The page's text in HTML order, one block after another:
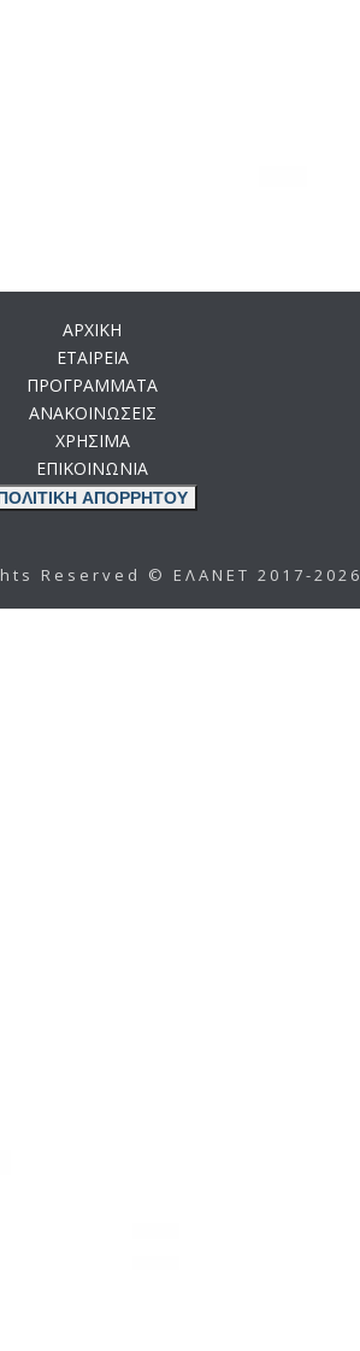
ΑΡΧΙΚΗ
ΕΤΑΙΡΕΙΑ
ΠΡΟΓΡΑΜΜΑΤΑ
ΑΝΑΚΟΙΝΩΣΕΙΣ
ΧΡΗΣΙΜΑ
ΕΠΙΚΟΙΝΩΝΙΑ
ΑΠΟΡΡΗΤΟΥ
Reserved © ΕΛΑΝΕΤ 2017-2026